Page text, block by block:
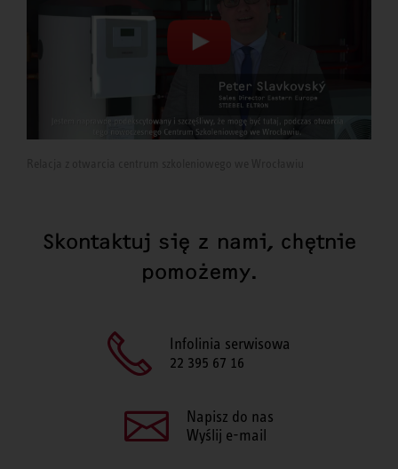
Skontaktuj się z nami, chętnie
pomożemy.
Infolinia serwisowa
22 395 67 16
Napisz do nas
Wyślij e-mail